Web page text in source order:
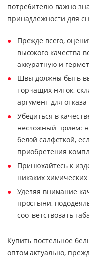
потребителю важно
принадлежности для
Прежде всего,
высокого качества
аккуратную и
Швы должны быть
торчащих ниток,
аргумент для отказа
Убедиться в
несложный прием:
белой салфеткой,
приобретения
Принюхайтесь к
никаких
Уделяя внимание
простыни,
соответствовать
Купить постельное
оптом актуально,